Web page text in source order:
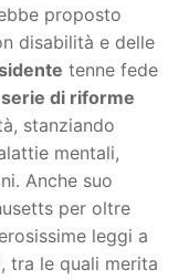
proposto
disabilità e delle
tenne fede
di riforme
stanziando
mentali,
Anche suo
per oltre
leggi a
tra le quali merita